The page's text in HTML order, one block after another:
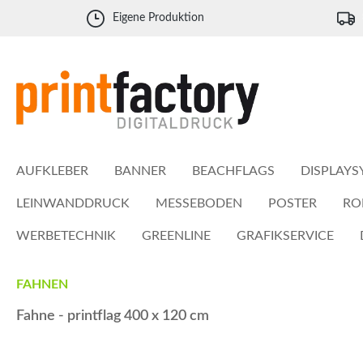
Hauptinhalt springen
Zur Suche springen
Zur Hauptnavigation springen
Eigene Produktion
AUFKLEBER BANNER BEACHFLAGS
LEINWANDDRUCK MESSEBODEN POSTER
WERBETECHNIK GREENLINE GRAFIKSERVICE
FAHNEN
Fahne - printflag 400 x 120 cm